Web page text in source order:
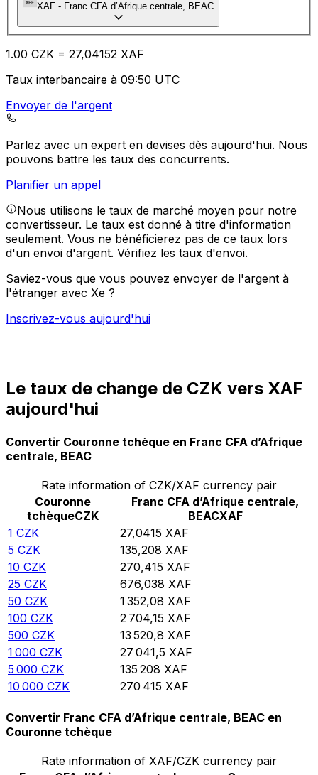
XAF - Franc CFA d’Afrique centrale, BEAC
1.00 CZK = 27,04152 XAF
Taux interbancaire à 09:50 UTC
Envoyer de l'argent
Parlez avec un expert en devises dès aujourd'hui. Nous
pouvons battre les taux des concurrents.
Planifier un appel
Nous utilisons le taux de marché moyen pour notre
convertisseur. Le taux est donné à titre d'information
seulement. Vous ne bénéficierez pas de ce taux lors
d'un envoi d'argent. Vérifiez les taux d'envoi.
Saviez-vous que vous pouvez envoyer de l'argent à
l'étranger avec Xe ?
Inscrivez-vous aujourd'hui
Le taux de change de CZK vers XAF
aujourd'hui
Convertir Couronne tchèque en Franc CFA d’Afrique
centrale, BEAC
Rate information of CZK/XAF currency pair
Couronne
tchèqueCZK
Franc CFA d’Afrique centrale,
BEACXAF
1 CZK 27,0415 XAF
5 CZK 135,208 XAF
10 CZK 270,415 XAF
25 CZK 676,038 XAF
50 CZK 1 352,08 XAF
100 CZK 2 704,15 XAF
500 CZK 13 520,8 XAF
1 000 CZK 27 041,5 XAF
5 000 CZK 135 208 XAF
10 000 CZK 270 415 XAF
Convertir Franc CFA d’Afrique centrale, BEAC en
Couronne tchèque
Rate information of XAF/CZK currency pair